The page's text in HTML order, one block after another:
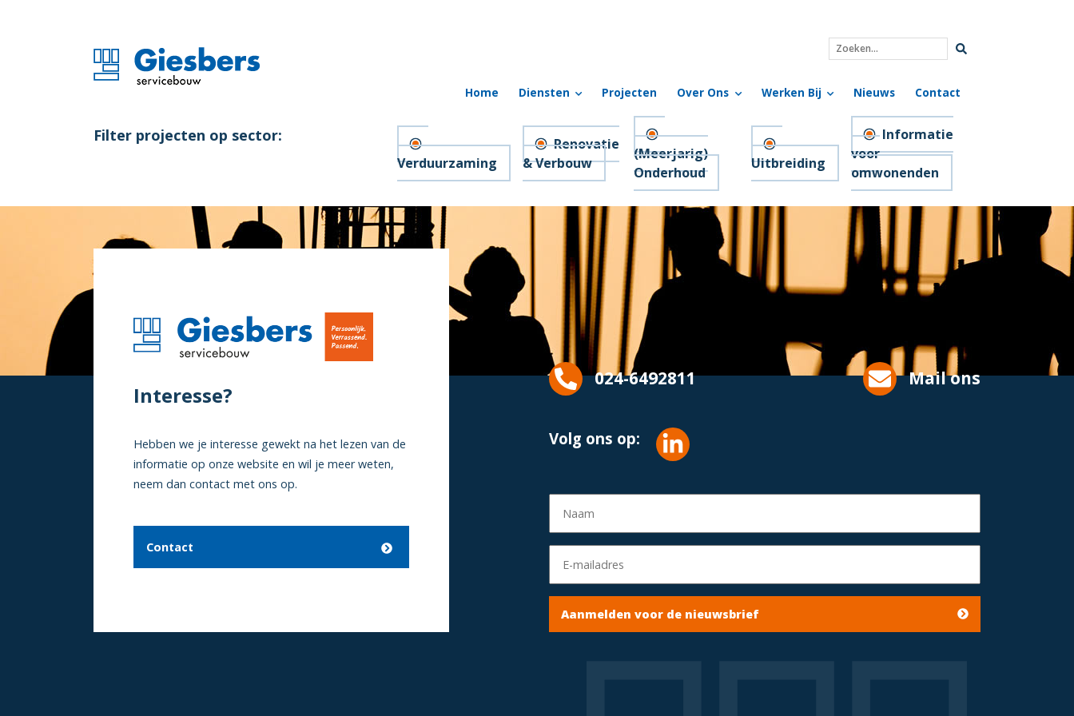
Zoeken...
Home Diensten Projecten Over Ons Werken Bij Nieuws Contact
Filter projecten op sector:
Verduurzaming
Renovatie
& Verbouw
(Meerjarig)
Onderhoud
Uitbreiding
Informatie
voor
omwonenden
Interesse?
Hebben we je interesse gewekt na het lezen van de
informatie op onze website en wil je meer weten,
neem dan contact met ons op.
Contact
024-6492811 Mail ons
Volg ons op:
Aanmelden voor de nieuwsbrief